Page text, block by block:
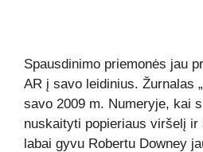
Spausdinimo priemonės jau
AR į savo leidinius. Žurnalas
savo 2009 m. Numeryje, kai
nuskaityti popieriaus viršelį
labai gyvu Robertu Downey